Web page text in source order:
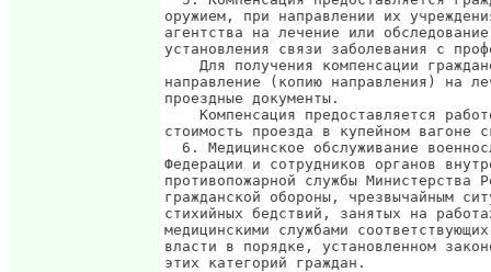
оружием, при направлении их
агентства на лечение или
установления связи заболевания с
Для получения компенсации
направление (копию направления) на
проездные документы.
Компенсация предоставляется
стоимость проезда в купейном вагоне
6. Медицинское обслуживание
Федерации и сотрудников органов
противопожарной службы Министерства
гражданской обороны, чрезвычайным
стихийных бедствий, занятых на
медицинскими службами
власти в порядке, установленном
этих категорий граждан.